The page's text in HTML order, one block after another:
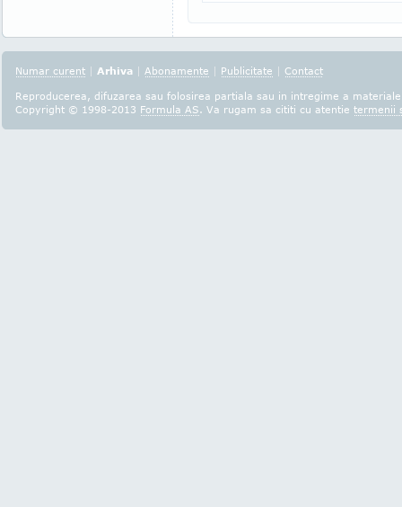
Numar curent | Arhiva | Abonamente | Publicitate | Contact
Reproducerea, difuzarea sau folosirea partiala sau in intregime a
Copyright © 1998-2013 Formula AS. Va rugam sa cititi cu atentie termenii